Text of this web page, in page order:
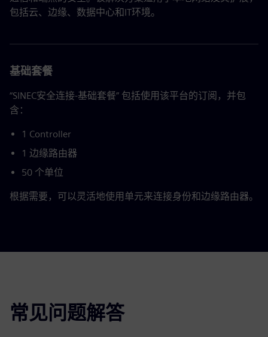
包括云、边缘、数据中心和IT环境。
基础套餐
“SINEC安全连接-基础套餐” 包括使用该平台的订阅，并包
含：
1 Controller
1 边缘路由器
50 个单位
根据需要，可以灵活地使用单元来连接身份和边缘路由器。
常见问题解答